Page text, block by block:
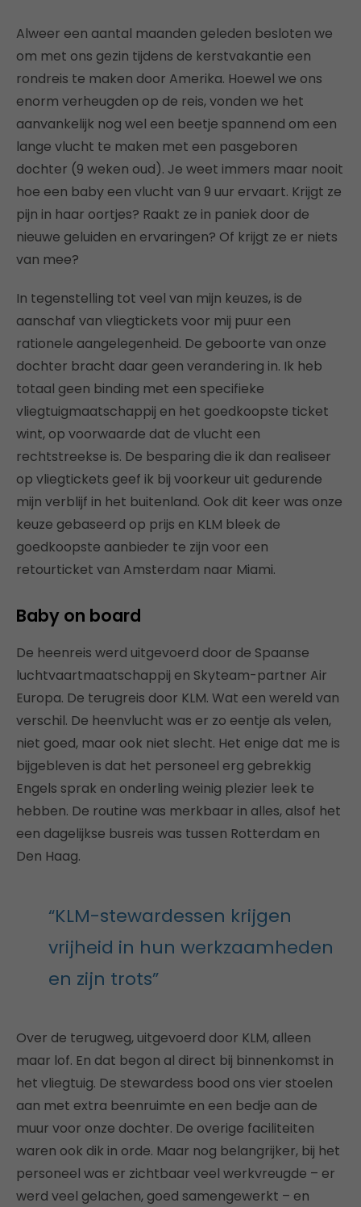
Alweer een aantal maanden geleden besloten we
om met ons gezin tijdens de kerstvakantie een
rondreis te maken door Amerika. Hoewel we ons
enorm verheugden op de reis, vonden we het
aanvankelijk nog wel een beetje spannend om een
lange vlucht te maken met een pasgeboren
dochter (9 weken oud). Je weet immers maar nooit
hoe een baby een vlucht van 9 uur ervaart. Krijgt ze
pijn in haar oortjes? Raakt ze in paniek door de
nieuwe geluiden en ervaringen? Of krijgt ze er niets
van mee?
In tegenstelling tot veel van mijn keuzes, is de
aanschaf van vliegtickets voor mij puur een
rationele aangelegenheid. De geboorte van onze
dochter bracht daar geen verandering in. Ik heb
totaal geen binding met een specifieke
vliegtuigmaatschappij en het goedkoopste ticket
wint, op voorwaarde dat de vlucht een
rechtstreekse is. De besparing die ik dan realiseer
op vliegtickets geef ik bij voorkeur uit gedurende
mijn verblijf in het buitenland. Ook dit keer was onze
keuze gebaseerd op prijs en KLM bleek de
goedkoopste aanbieder te zijn voor een
retourticket van Amsterdam naar Miami.
Baby on board
De heenreis werd uitgevoerd door de Spaanse
luchtvaartmaatschappij en Skyteam-partner Air
Europa. De terugreis door KLM. Wat een wereld van
verschil. De heenvlucht was er zo eentje als velen,
niet goed, maar ook niet slecht. Het enige dat me is
bijgebleven is dat het personeel erg gebrekkig
Engels sprak en onderling weinig plezier leek te
hebben. De routine was merkbaar in alles, alsof het
een dagelijkse busreis was tussen Rotterdam en
Den Haag.
“KLM-stewardessen krijgen
vrijheid in hun werkzaamheden
en zijn trots”
Over de terugweg, uitgevoerd door KLM, alleen
maar lof. En dat begon al direct bij binnenkomst in
het vliegtuig. De stewardess bood ons vier stoelen
aan met extra beenruimte en een bedje aan de
muur voor onze dochter. De overige faciliteiten
waren ook dik in orde. Maar nog belangrijker, bij het
personeel was er zichtbaar veel werkvreugde – er
werd veel gelachen, goed samengewerkt – en